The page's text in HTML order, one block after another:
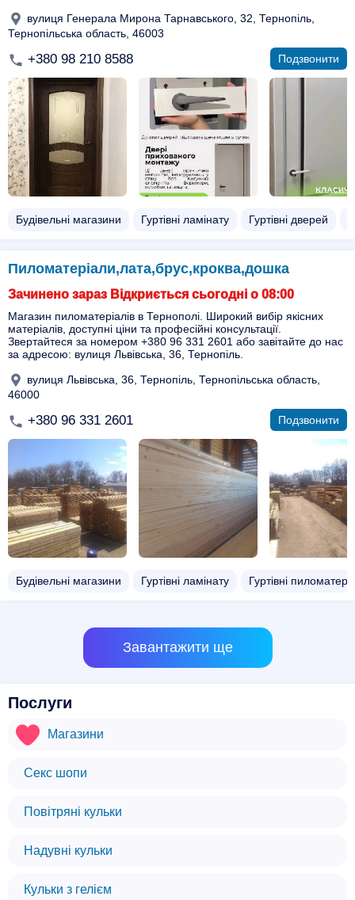
вулиця Генерала Мирона Тарнавського, 32, Тернопіль,
Тернопільська область, 46003
+380 98 210 8588 Подзвонити
Будівельні магазини Гуртівні ламінату Гуртівні дверей
Пиломатеріали,лата,брус,кроква,дошка
Зачинено зараз Відкриється сьогодні о 08:00
Магазин пиломатеріалів в Тернополі. Широкий вибір якісних
матеріалів, доступні ціни та професійні консультації.
Звертайтеся за номером +380 96 331 2601 або завітайте до нас
за адресою: вулиця Львівська, 36, Тернопіль.
вулиця Львівська, 36, Тернопіль, Тернопільська область,
46000
+380 96 331 2601 Подзвонити
Будівельні магазини Гуртівні ламінату Гуртівні
Завантажити ще
Послуги
Магазини
Секс шопи
Повітряні кульки
Надувні кульки
Кульки з гелієм